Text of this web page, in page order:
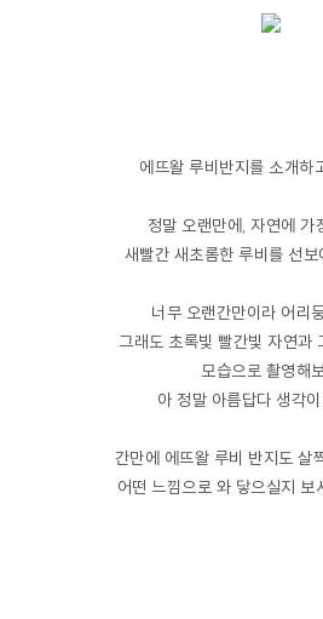
에뜨왈 루비반지를 소개하
정말 오랜만에, 자연에 가
새빨간 새초롬한 루비를 선보
너무 오랜간만이라 어리
그래도 초록빛 빨간빛 자연과
모습으로 촬영해보
아 정말 아름답다 생각
간만에 에뜨왈 루비 반지도 살
어떤 느낌으로 와 닿으실지 보